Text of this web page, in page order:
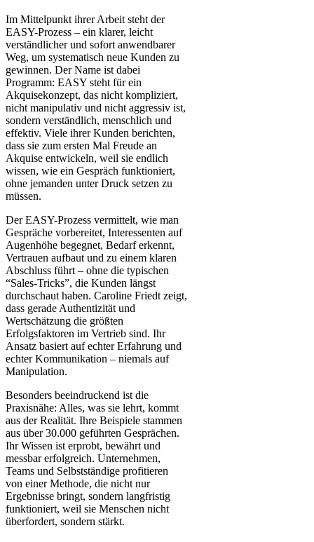
Im Mittelpunkt ihrer Arbeit steht der
EASY-Prozess – ein klarer, leicht
verständlicher und sofort anwendbarer
Weg, um systematisch neue Kunden zu
gewinnen. Der Name ist dabei
Programm: EASY steht für ein
Akquisekonzept, das nicht kompliziert,
nicht manipulativ und nicht aggressiv ist,
sondern verständlich, menschlich und
effektiv. Viele ihrer Kunden berichten,
dass sie zum ersten Mal Freude an
Akquise entwickeln, weil sie endlich
wissen, wie ein Gespräch funktioniert,
ohne jemanden unter Druck setzen zu
müssen.
Der EASY-Prozess vermittelt, wie man
Gespräche vorbereitet, Interessenten auf
Augenhöhe begegnet, Bedarf erkennt,
Vertrauen aufbaut und zu einem klaren
Abschluss führt – ohne die typischen
“Sales-Tricks”, die Kunden längst
durchschaut haben. Caroline Friedt zeigt,
dass gerade Authentizität und
Wertschätzung die größten
Erfolgsfaktoren im Vertrieb sind. Ihr
Ansatz basiert auf echter Erfahrung und
echter Kommunikation – niemals auf
Manipulation.
Besonders beeindruckend ist die
Praxisnähe: Alles, was sie lehrt, kommt
aus der Realität. Ihre Beispiele stammen
aus über 30.000 geführten Gesprächen.
Ihr Wissen ist erprobt, bewährt und
messbar erfolgreich. Unternehmen,
Teams und Selbstständige profitieren
von einer Methode, die nicht nur
Ergebnisse bringt, sondern langfristig
funktioniert, weil sie Menschen nicht
überfordert, sondern stärkt.